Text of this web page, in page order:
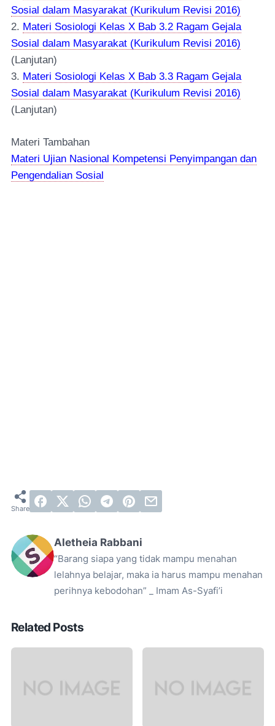
Sosial dalam Masyarakat (Kurikulum Revisi 2016)
2. Materi Sosiologi Kelas X Bab 3.2 Ragam Gejala
Sosial dalam Masyarakat (Kurikulum Revisi 2016)
(Lanjutan)
3. Materi Sosiologi Kelas X Bab 3.3 Ragam Gejala
Sosial dalam Masyarakat (Kurikulum Revisi 2016)
(Lanjutan)
Materi Tambahan
Materi Ujian Nasional Kompetensi Penyimpangan dan
Pengendalian Sosial
Aletheia Rabbani
“Barang siapa yang tidak mampu menahan
lelahnya belajar, maka ia harus mampu menahan
perihnya kebodohan” _ Imam As-Syafi’i
Related Posts